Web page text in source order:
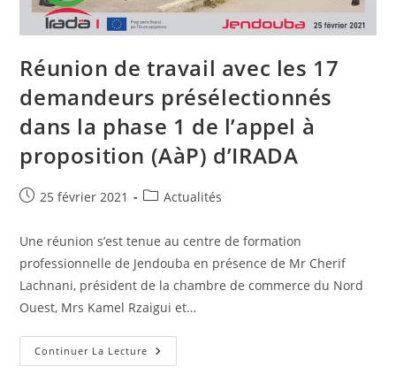
Réunion de travail avec les 17
demandeurs présélectionnés
dans la phase 1 de l’appel à
proposition (AàP) d’IRADA
Publication
25 février 2021
PostActualités
Une réunion s’est tenue au centre de formation
professionnelle de Jendouba en présence de Mr Cherif
Lachnani, président de la chambre de commerce du Nord
Ouest, Mrs Kamel Rzaigui et…
Continuer La Lecture Réunion
De